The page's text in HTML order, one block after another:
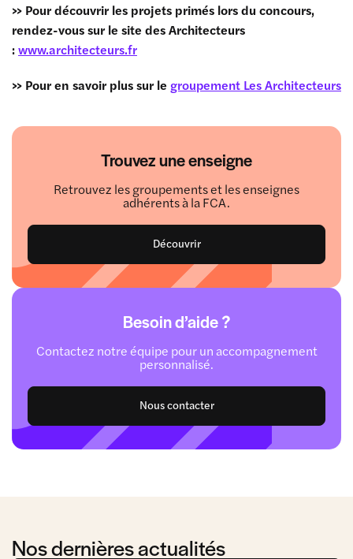
Trouvez une enseigne
Retrouvez les groupements et les enseignes
adhérents à la FCA.
Découvrir
Besoin d’aide ?
Contactez notre équipe pour un accompagnement
personnalisé.
Nous contacter
>> Pour découvrir les projets primés lors du concours,
rendez-vous sur le site des Architecteurs
:www.architecteurs.fr
>> Pour en savoir plus sur le groupement Les Architecteurs
Nos dernières actualités